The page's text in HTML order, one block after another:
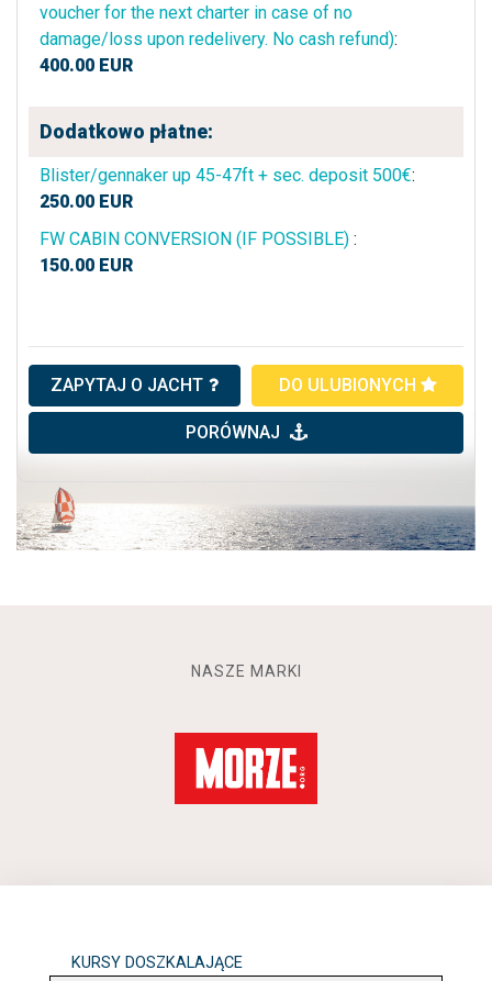
voucher for the next charter in case of no
damage/loss upon redelivery. No cash refund):
400.00 EUR
Dodatkowo płatne:
Blister/gennaker up 45-47ft + sec. deposit 500€:
250.00 EUR
FW CABIN CONVERSION (IF POSSIBLE) :
150.00 EUR
ZAPYTAJ O JACHT DO ULUBIONYCH
PORÓWNAJ
NASZE MARKI
KURSY DOSZKALAJĄCE